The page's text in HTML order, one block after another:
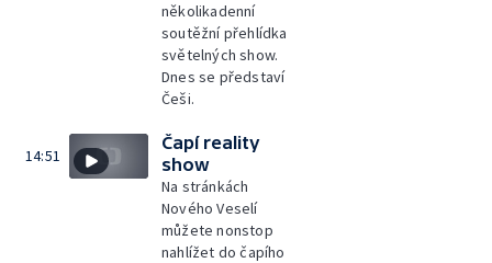
několikadenní
soutěžní přehlídka
světelných show.
Dnes se představí
Češi.
14:51
Čapí reality
show
Na stránkách
Nového Veselí
můžete nonstop
nahlížet do čapího